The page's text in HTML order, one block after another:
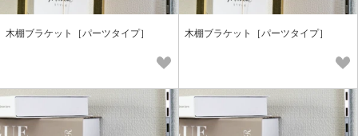
木棚ブラケット［パーツタイプ］ 木棚ブラケット［パーツタイプ］